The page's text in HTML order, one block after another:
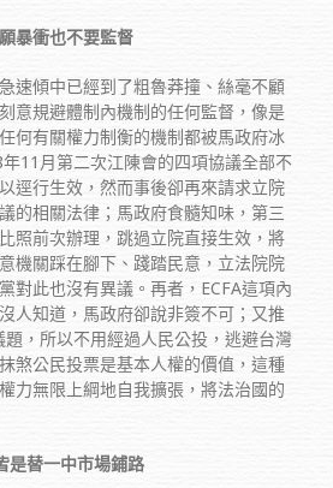
暴衝也不要監督
傾中已經到了粗魯莽撞、絲毫不顧
意規避體制內機制的任何監督，像是
何有關權力制衡的機制都被馬政府冰
11月第二次江陳會的四項協議全部不
逕行生效，然而事後卻再來請求立院
的相關法律；馬政府食髓知味，第三
照前次辦理，跳過立院直接生效，將
機關踩在腳下、踐踏民意，立法院院
對此也沒有異議。再者，ECFA這項內
人知道，馬政府卻說非簽不可；又推
題，所以不用經過人民公投，逃避台灣
煞公民投票是基本人權的價值，這種
力無限上綱地自我擴張，將法治國的
是替一中市場鋪路